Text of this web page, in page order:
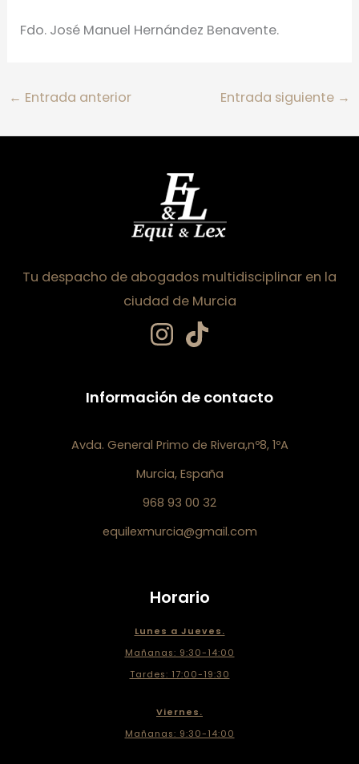
Fdo. José Manuel Hernández Benavente.
← Entrada anterior Entrada siguiente →
Tu despacho de abogados multidisciplinar en la
ciudad de Murcia
Información de contacto
Avda. General Primo de Rivera,nº8, 1ºA
Murcia, España
968 93 00 32
equilexmurcia@gmail.com
Horario
Lunes a Jueves.
Mañanas: 9:30-14:00
Tardes: 17:00-19:30
Viernes.
Mañanas: 9:30-14:00